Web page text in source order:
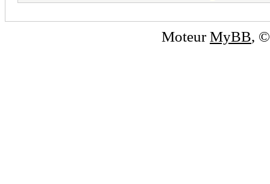
MoteurMyBB,